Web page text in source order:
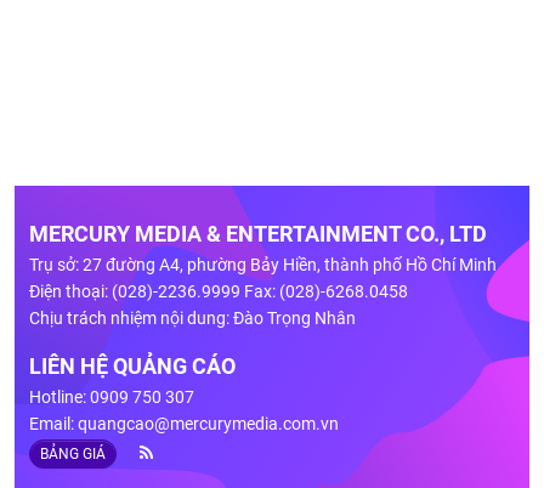
MERCURY MEDIA & ENTERTAINMENT CO., LTD
Trụ sở: 27 đường A4, phường Bảy Hiền, thành phố Hồ Chí Minh
Điện thoại: (028)-2236.9999 Fax: (028)-6268.0458
Chịu trách nhiệm nội dung: Đào Trọng Nhân
LIÊN HỆ QUẢNG CÁO
Hotline: 0909 750 307
Email:quangcao@mercurymedia.com.vn
BẢNG GIÁ